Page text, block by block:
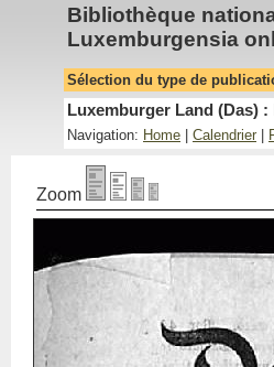
Bibliothèque
Luxemburgensia
Sélection du type de
Luxemburger Land (Das) :
Navigation: Home Calendrier
Zoom